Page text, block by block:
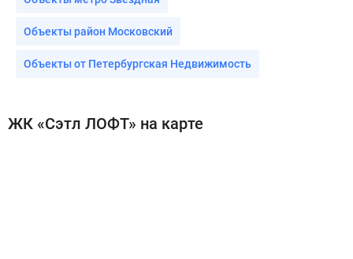
Объекты район Московский
Объекты от Петербургская Недвижимость
ЖК «Сэтл ЛОФТ» на карте